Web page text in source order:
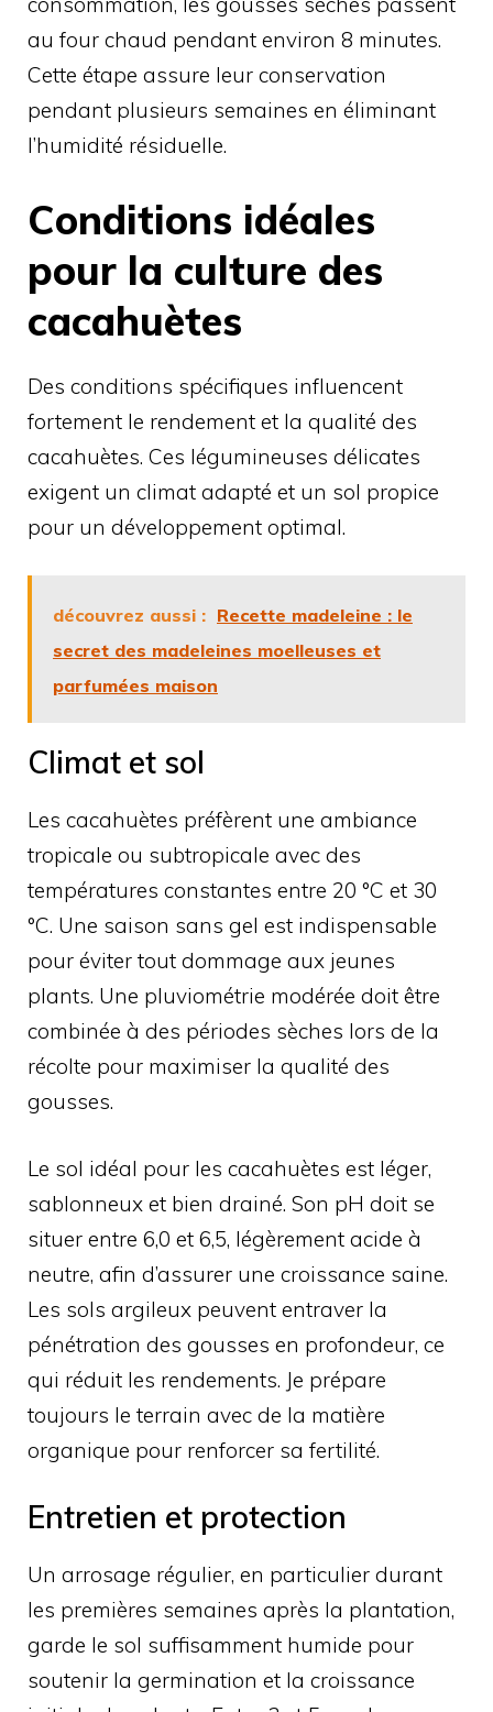
au four chaud pendant environ 8 minutes.
Cette étape assure leur conservation
pendant plusieurs semaines en éliminant
l’humidité résiduelle.
Conditions idéales
pour la culture des
cacahuètes
Des conditions spécifiques influencent
fortement le rendement et la qualité des
cacahuètes. Ces légumineuses délicates
exigent un climat adapté et un sol propice
pour un développement optimal.
découvrez aussi : Recette madeleine : le
secret des madeleines moelleuses et
parfumées maison
Climat et sol
Les cacahuètes préfèrent une ambiance
tropicale ou subtropicale avec des
températures constantes entre 20 °C et 30
°C. Une saison sans gel est indispensable
pour éviter tout dommage aux jeunes
plants. Une pluviométrie modérée doit être
combinée à des périodes sèches lors de la
récolte pour maximiser la qualité des
gousses.
Le sol idéal pour les cacahuètes est léger,
sablonneux et bien drainé. Son pH doit se
situer entre 6,0 et 6,5, légèrement acide à
neutre, afin d’assurer une croissance saine.
Les sols argileux peuvent entraver la
pénétration des gousses en profondeur, ce
qui réduit les rendements. Je prépare
toujours le terrain avec de la matière
organique pour renforcer sa fertilité.
Entretien et protection
Un arrosage régulier, en particulier durant
les premières semaines après la plantation,
garde le sol suffisamment humide pour
soutenir la germination et la croissance